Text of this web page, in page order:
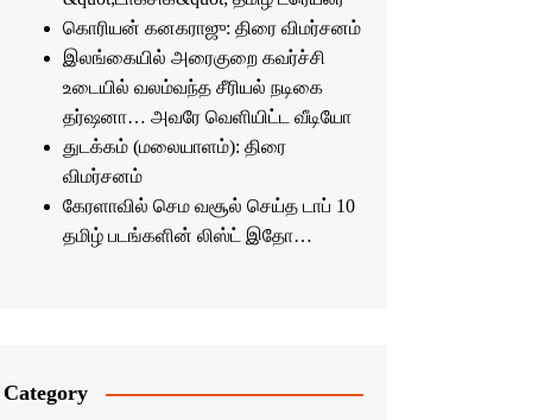
கொரியன் கனகராஜு: திரை விமர்சனம்
இலங்கையில் அரைகுறை கவர்ச்சி
உடையில் வலம்வந்த சீரியல் நடிகை
தர்ஷனா… அவரே வெளியிட்ட வீடியோ
துடக்கம் (மலையாளம்): திரை
விமர்சனம்
கேரளாவில் செம வசூல் செய்த டாப் 10
தமிழ் படங்களின் லிஸ்ட் இதோ…
Category